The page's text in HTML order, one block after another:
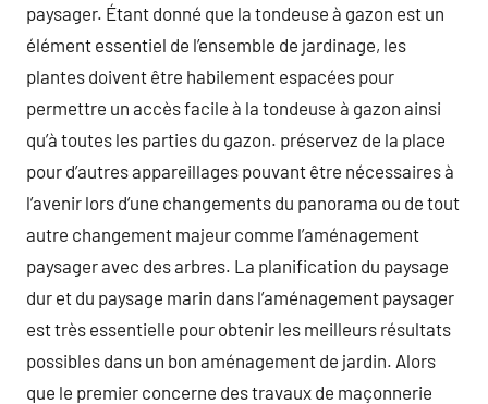
paysager. Étant donné que la tondeuse à gazon est un
élément essentiel de l’ensemble de jardinage, les
plantes doivent être habilement espacées pour
permettre un accès facile à la tondeuse à gazon ainsi
qu’à toutes les parties du gazon. préservez de la place
pour d’autres appareillages pouvant être nécessaires à
l’avenir lors d’une changements du panorama ou de tout
autre changement majeur comme l’aménagement
paysager avec des arbres. La planification du paysage
dur et du paysage marin dans l’aménagement paysager
est très essentielle pour obtenir les meilleurs résultats
possibles dans un bon aménagement de jardin. Alors
que le premier concerne des travaux de maçonnerie